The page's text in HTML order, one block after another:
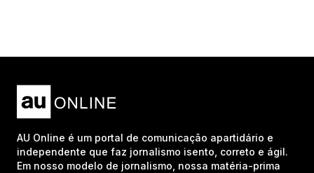
AU Online é um portal de comunicação apartidário e
independente que faz jornalismo isento, correto e ágil.
Em nosso modelo de jornalismo, nossa matéria-prima